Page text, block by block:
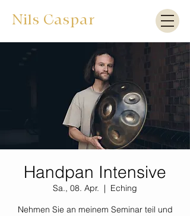
Nils Caspar
Handpan Intensive
Sa., 08. Apr.
  |
Eching
Nehmen Sie an meinem Seminar teil und